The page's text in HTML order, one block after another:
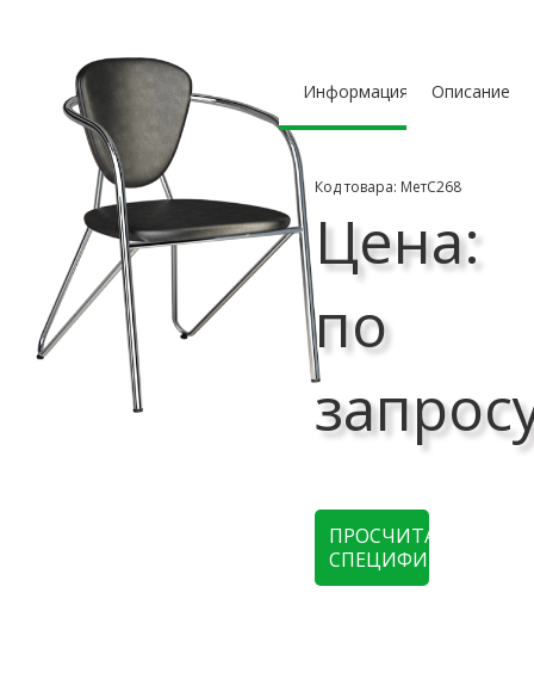
Информация Описание
Код товара: МетС268
Цена:
по
ПРОСЧИТАТЬ
СПЕЦИФИКАЦИЮ